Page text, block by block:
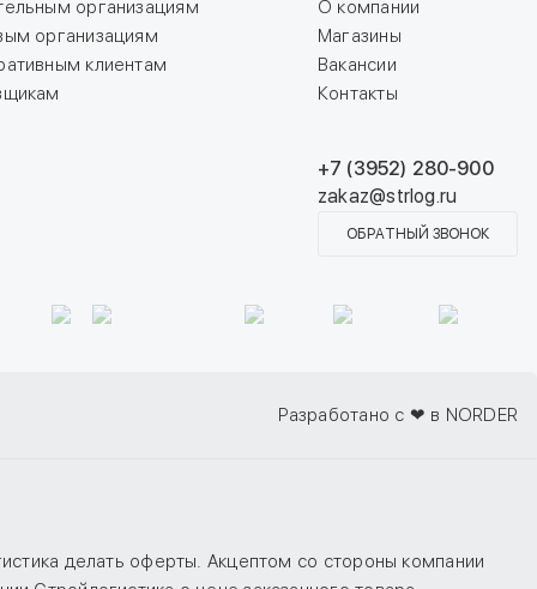
организациям
организациям
клиентам
О компании
Магазины
Вакансии
Контакты
+7 (3952) 280-900
zakaz@strlog.ru
ОБРАТНЫЙ ЗВОНОК
Разработано с ❤ в NORDER
делать оферты. Акцептом со стороны компании